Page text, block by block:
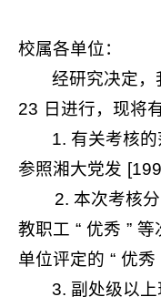
校属各单位：
经研究决定，
23 日进行，现将
1. 有关考核
参照湘大党发
2. 本次考核
教职工 “ 优秀 ” 等
单位评定的 “ 优秀
3. 副处级以